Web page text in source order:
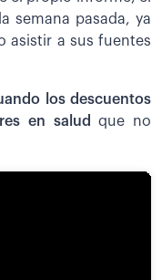
semana pasada, ya
asistir a sus fuentes
los descuentos
en saludque no